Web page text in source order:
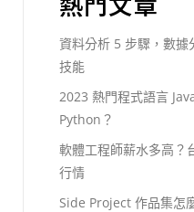
資料分析 5 步驟，數據
技能
2023 熱門程式語言
Python？
軟體工程師薪水多高？
行情
Side Project 作品集怎